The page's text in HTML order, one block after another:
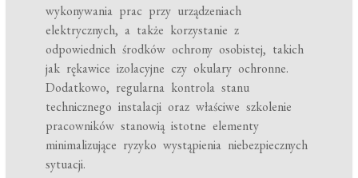
wykonywania prac przy urządzeniach
elektrycznych, a także korzystanie z
odpowiednich środków ochrony osobistej, takich
jak rękawice izolacyjne czy okulary ochronne.
Dodatkowo, regularna kontrola stanu
technicznego instalacji oraz właściwe szkolenie
pracowników stanowią istotne elementy
minimalizujące ryzyko wystąpienia niebezpiecznych
sytuacji.